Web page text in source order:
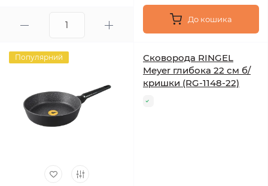
До кошика
Популярний
Сковорода RINGEL
Meyer глибока 22 см б/
кришки (RG-1148-22)